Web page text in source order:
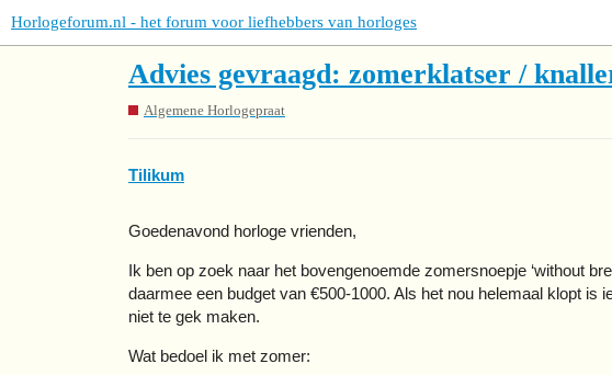
Horlogeforum.nl - het forum voor liefhebbers van horloges
Advies gevraagd: zomerklatser /
Algemene Horlogepraat
Tilikum
Goedenavond horloge vrienden,
Ik ben op zoek naar het bovengenoemde zomersnoepje ‘without
daarmee een budget van €500-1000. Als het nou helemaal klopt is
niet te gek maken.
Wat bedoel ik met zomer: